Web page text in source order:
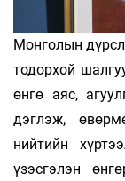
Монголын
тодорхой
өнгө аяс,
дэглэж,
нийтийн
үзэсгэлэн